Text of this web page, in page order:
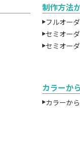
制作方法
フルオー
セミオー
セミオーダ
カラーか
カラーか
※プリント
※無地の
TR-0904｜
当を傾けず
トートです
プリントも